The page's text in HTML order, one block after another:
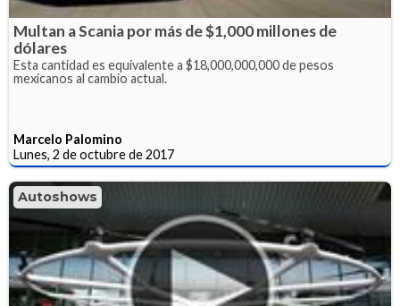
Multan a Scania por más de $1,000 millones de
dólares
Esta cantidad es equivalente a $18,000,000,000 de pesos
mexicanos al cambio actual.
Marcelo Palomino
Lunes, 2 de octubre de 2017
Autoshows